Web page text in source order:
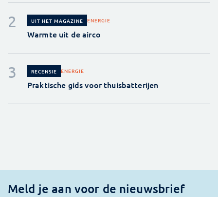
UIT HET MAGAZINE ENERGIE
Warmte uit de airco
RECENSIE ENERGIE
Praktische gids voor thuisbatterijen
Meld je aan voor de nieuwsbrief